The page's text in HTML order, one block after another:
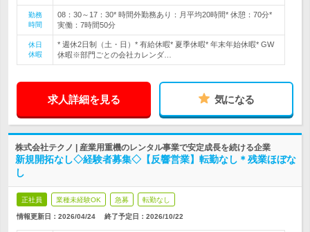
勤務
時間
08：30～17：30* 時間外勤務あり：月平均20時間* 休憩：70分*
実働：7時間50分
休日
休暇
* 週休2日制（土・日）* 有給休暇* 夏季休暇* 年末年始休暇* GW
休暇※部門ごとの会社カレンダ…
求人詳細を見る 気になる
株式会社テクノ | 産業用重機のレンタル事業で安定成長を続ける企業
新規開拓なし◇経験者募集◇【反響営業】転勤なし＊残業ほぼな
し
正社員 業種未経験OK 急募 転勤なし
情報更新日：2026/04/24 終了予定日： 2026/10/22